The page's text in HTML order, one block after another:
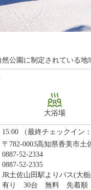
公園に制定されている地
大浴場
15:00 （最終チェックイン：
〒782-0003高知県香美市土
0887-52-2334
0887-52-2335
JR土佐山田駅よりバス(大
有り 30台 無料 先着順